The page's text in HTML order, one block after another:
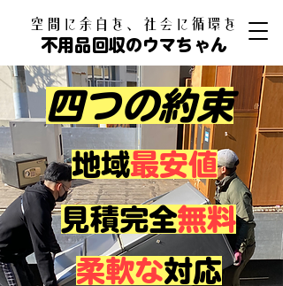
​空間に余白を、社会に循環を
不用品回収のウマちゃん
四つの約束
​地域最安値
柔軟な対応
見積完全無料